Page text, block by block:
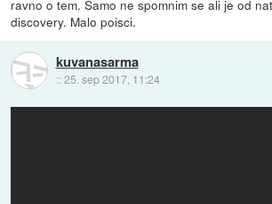
ravno o tem. Samo ne spomnim se ali je od
discovery. Malo poisci.
kuvanasarma
::25. sep 2017, 11:24